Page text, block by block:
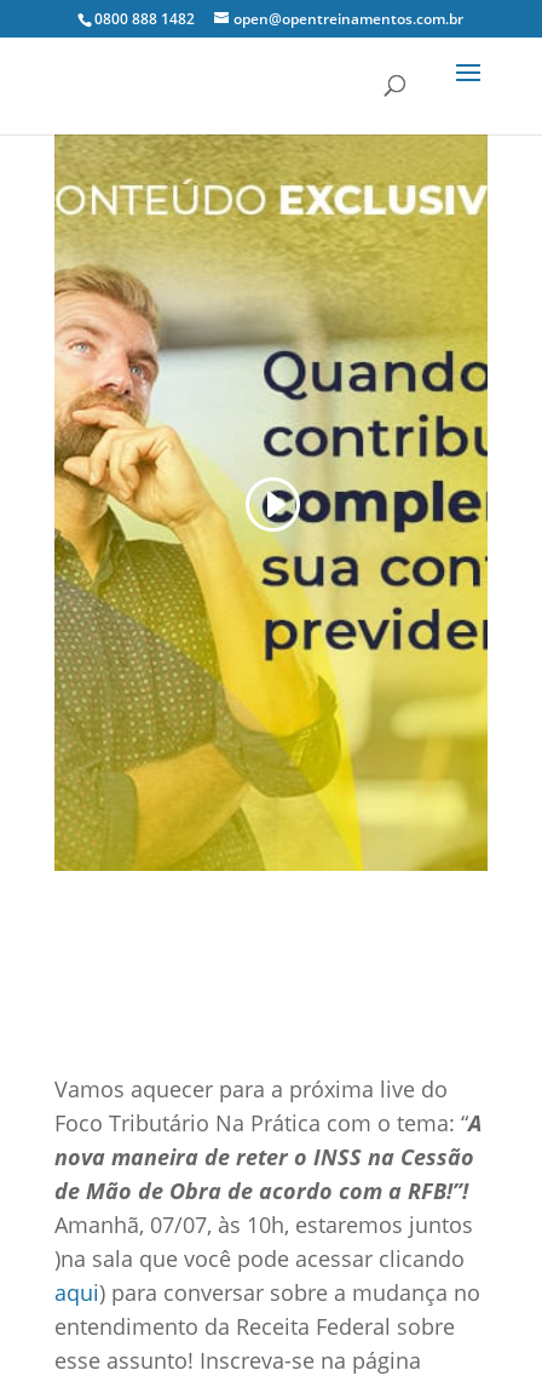
0800 888 1482 open@opentreinamentos.com.br
Vamos aquecer para a próxima live do
Foco Tributário Na Prática com o tema: “A
nova maneira de reter o INSS na Cessão
de Mão de Obra de acordo com a RFB!”!
Amanhã, 07/07, às 10h, estaremos juntos
)na sala que você pode acessar clicando
aqui) para conversar sobre a mudança no
entendimento da Receita Federal sobre
esse assunto! Inscreva-se na página